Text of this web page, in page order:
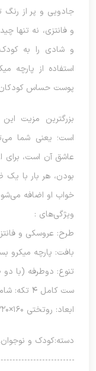
جادویی و پر از
و فانتزی، نه تنها
و شادی را به
استفاده از پارچه
پوست حساس کودکان
بزرگترین مزیت
است؛ یعنی شما
عاشق آن است، برای
بودن، هر بار با یک
خواب او اضافه
ویژگی‌های :
طرح: عروسکی و
بافت: پارچه میکرو
تنوع: دوطرفه (با
ست کامل ۴ تکه: شامل روتختی و ۲ عدد روبالشتی استاندارد
ابعاد: روتختی ۱۶۰×۲۲۰ و روبالشتی‌ها ۷۰×۵۰ سانتی‌متر
دسته:کودک و نوجوان